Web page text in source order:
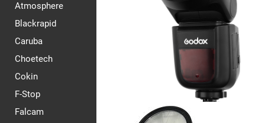
Atmosphere
Blackrapid
Caruba
Choetech
Cokin
F-Stop
Falcam